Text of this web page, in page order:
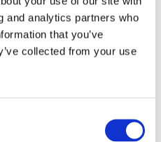
and analytics partners who
that you’ve
collected from your use
haben Sie Zugriff auf
bei der